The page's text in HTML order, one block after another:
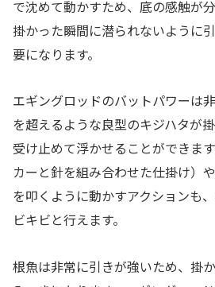
で沈めて動かすため、底の感触が
掛かった瞬間に潜られないように
要になります。
エギングロッドのバットパワーは
を超えるような良型のキジハタが
受け止めて浮かせることができま
カーと針を組み合わせた仕掛け）
を叩くように動かすアクションも
ビキビと行えます。
根魚は非常に引きが強いため、掛